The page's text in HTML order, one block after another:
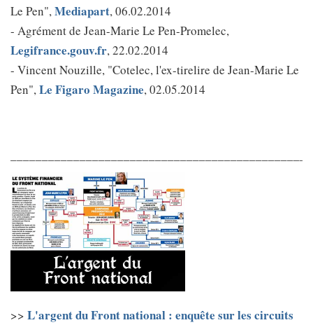
Le Pen",Mediapart, 06.02.2014
- Agrément de Jean-Marie Le Pen-Promelec,
Legifrance.gouv.fr, 22.02.2014
- Vincent Nouzille, "Cotelec, l'ex-tirelire de Jean-Marie Le
Pen",Le Figaro Magazine, 02.05.2014
>> L'argent du Front national : enquête sur les circuits